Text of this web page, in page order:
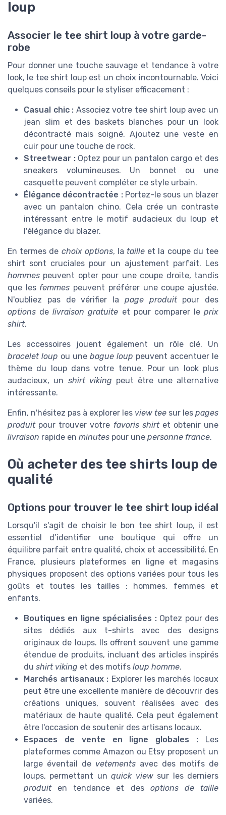
loup
Associer le tee shirt loup à votre garde-
robe
Pour donner une touche sauvage et tendance à votre
look, le tee shirt loup est un choix incontournable. Voici
quelques conseils pour le styliser efficacement :
Casual chic : Associez votre tee shirt loup avec un
jean slim et des baskets blanches pour un look
décontracté mais soigné. Ajoutez une veste en
cuir pour une touche de rock.
Streetwear :Optez pour un pantalon cargo et des
sneakers volumineuses. Un bonnet ou une
casquette peuvent compléter ce style urbain.
Élégance décontractée :Portez-le sous un blazer
avec un pantalon chino. Cela crée un contraste
intéressant entre le motif audacieux du loup et
l'élégance du blazer.
En termes de choix options, la taille et la coupe du tee
shirt sont cruciales pour un ajustement parfait. Les
hommes peuvent opter pour une coupe droite, tandis
que les femmes peuvent préférer une coupe ajustée.
N'oubliez pas de vérifier la page produitpour des
options delivraison gratuite et pour comparer le prix
shirt.
Les accessoires jouent également un rôle clé. Un
bracelet loup ou une bague loup peuvent accentuer le
thème du loup dans votre tenue. Pour un look plus
audacieux, un shirt viking peut être une alternative
intéressante.
Enfin, n'hésitez pas à explorer les view tee sur les pages
produitpour trouver votre favoris shirtet obtenir une
livraison rapide en minutes pour une personne france.
Où acheter des tee shirts loup de
qualité
Options pour trouver le tee shirt loup idéal
Lorsqu'il s'agit de choisir le bon tee shirt loup, il est
essentiel d’identifier une boutique qui offre un
équilibre parfait entre qualité, choix et accessibilité. En
France, plusieurs plateformes en ligne et magasins
physiques proposent des options variées pour tous les
goûts et toutes les tailles : hommes, femmes et
enfants.
Boutiques en ligne spécialisées :Optez pour des
sites dédiés aux t-shirts avec des designs
originaux de loups. Ils offrent souvent une gamme
étendue de produits, incluant des articles inspirés
du shirt viking et des motifs loup homme.
Marchés artisanaux : Explorer les marchés locaux
peut être une excellente manière de découvrir des
créations uniques, souvent réalisées avec des
matériaux de haute qualité. Cela peut également
être l'occasion de soutenir des artisans locaux.
Espaces de vente en ligne globales : Les
plateformes comme Amazon ou Etsy proposent un
large éventail de vetements avec des motifs de
loups, permettant unquick viewsur les derniers
produiten tendance et des options de taille
variées.